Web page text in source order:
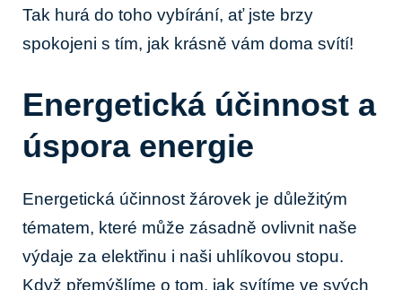
Tak hurá do toho vybírání, ať jste brzy
spokojeni s tím, jak krásně vám doma svítí!
Energetická účinnost a
úspora energie
Energetická účinnost žárovek je důležitým
tématem, které může zásadně ovlivnit naše
výdaje za elektřinu i naši uhlíkovou stopu.
Když přemýšlíme o tom, jak svítíme ve svých